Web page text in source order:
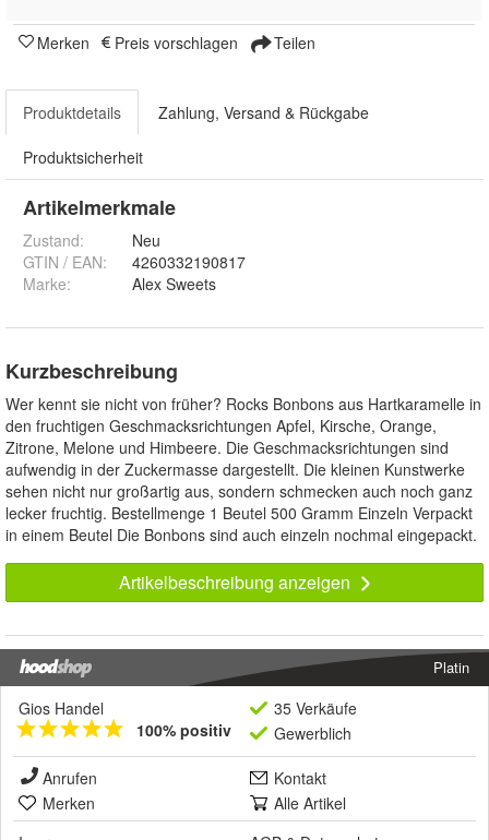
Merken Preis vorschlagen Teilen
Produktdetails Zahlung, Versand & Rückgabe
Produktsicherheit
Artikelmerkmale
Zustand:
Neu
GTIN / EAN:
4260332190817
Marke:
Alex Sweets
Kurzbeschreibung
Wer kennt sie nicht von früher? Rocks Bonbons aus Hartkaramelle in
den fruchtigen Geschmacksrichtungen Apfel, Kirsche, Orange,
Zitrone, Melone und Himbeere. Die Geschmacksrichtungen sind
aufwendig in der Zuckermasse dargestellt. Die kleinen Kunstwerke
sehen nicht nur großartig aus, sondern schmecken auch noch ganz
lecker fruchtig. Bestellmenge 1 Beutel 500 Gramm Einzeln Verpackt
in einem Beutel Die Bonbons sind auch einzeln nochmal eingepackt.
Artikelbeschreibung anzeigen
Platin
Gios Handel
100% positiv
35 Verkäufe
Gewerblich
Anrufen
Kontakt
Merken
Alle Artikel